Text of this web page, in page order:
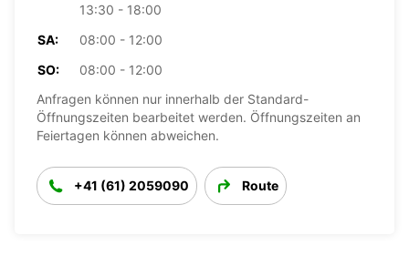
13:30 - 18:00
SA:
08:00 - 12:00
SO:
08:00 - 12:00
Anfragen können nur innerhalb der Standard-
Öffnungszeiten bearbeitet werden. Öffnungszeiten an
Feiertagen können abweichen.
+41 (61) 2059090 Route